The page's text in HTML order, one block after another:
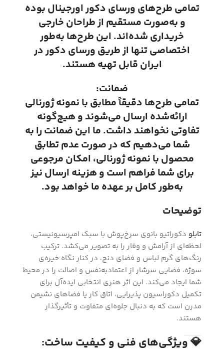
تمامی طرح‌های ورسای دکور اورجینال بوده
و به‌صورت مستقیم از طراحان خارجی
خریداری شده‌اند. این طرح‌ها به‌طور
اختصاصی تنها از طریق ورسای دکور در
ایران قابل تهیه هستند.
ضمانت:
تمامی طرح‌ها دقیقاً مطابق با نمونه ژورنالی
ارائه‌شده ارسال می‌شوند و هیچ‌گونه
تفاوتی نخواهند داشت. ما این ضمانت را به
شما می‌دهیم که در صورت عدم تطابق
محصول با نمونه ژورنالی، امکان مرجوعی
برای شما فراهم است و هزینه ارسال نیز
به‌طور کامل بر عهده ما خواهد بود.
توضیحات
تابلو دکوراتیو بانوی سرخ‌پوش با سبک امپرسیونیستی،
لحظه‌ای از آرامش و وقار را به تصویر می‌کشد. ترکیب
رنگ‌های گرم لباس و فضای دنج، در کنار نگاه خیره‌ی
سوژه، فضایی سرشار از اعتمادبه‌نفس و اصالت را در محیط
شما ایجاد می‌کند. این اثر هنری انتخابی ایده‌آل برای
تکمیل دکوراسیون پذیرایی، اتاق کار یا فضاهای نشیمن
مدرن است که به دنبال جلوه‌ای متفاوت و تأثیرگذار
هستند.
💎 ویژگی‌های فنی و کیفیت ساخت: